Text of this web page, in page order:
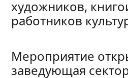
художников,
работников
Мероприятие
заведующая